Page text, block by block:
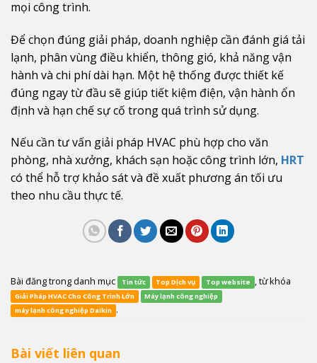
mọi công trình.
Để chọn đúng giải pháp, doanh nghiệp cần đánh giá tải
lạnh, phân vùng điều khiển, thông gió, khả năng vận
hành và chi phí dài hạn. Một hệ thống được thiết kế
đúng ngay từ đầu sẽ giúp tiết kiệm điện, vận hành ổn
định và hạn chế sự cố trong quá trình sử dụng.
Nếu cần tư vấn giải pháp HVAC phù hợp cho văn
phòng, nhà xưởng, khách sạn hoặc công trình lớn, HRT
có thể hỗ trợ khảo sát và đề xuất phương án tối ưu
theo nhu cầu thực tế.
Bài đăng trong danh mục Tin tức Top Dịch vụ Top website , từ khóa
Giải Pháp HVAC Cho Công Trình Lớn
Máy lạnh công nghiệp
máy lạnh công nghiệp Daikin .
Bài viết liên quan